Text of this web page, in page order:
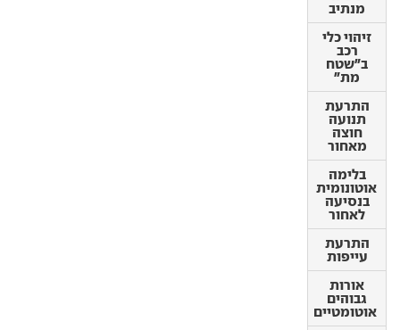
מנתיב
זיהוי כלי
רכב
ב"שטח
מת"
התרעת
תנועה
חוצה
מאחור
בלימה
אוטונומית
בנסיעה
לאחור
התרעת
עייפות
אורות
גבוהים
אוטומטיים
זיהוי כלי
רכב
ב"שטח
מת"
התרעת
תנועה
חוצה
מאחור
בלימה
אוטונומית
בנסיעה
לאחור
התרעת
עייפות
אורות
גבוהים
אוטומטיים
זיהוי
תמרורים